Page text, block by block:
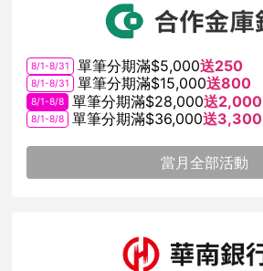
8/1-8/31 單筆分期滿$5,000送250
8/1-8/31 單筆分期滿$15,000送800
8/1-8/8 單筆分期滿$28,000送2,000
8/1-8/8 單筆分期滿$36,000送3,300
當月全部活動